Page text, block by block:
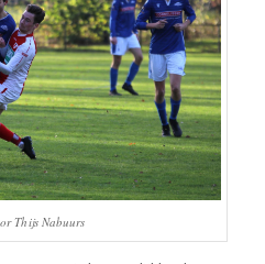
Thijs Nabuurs